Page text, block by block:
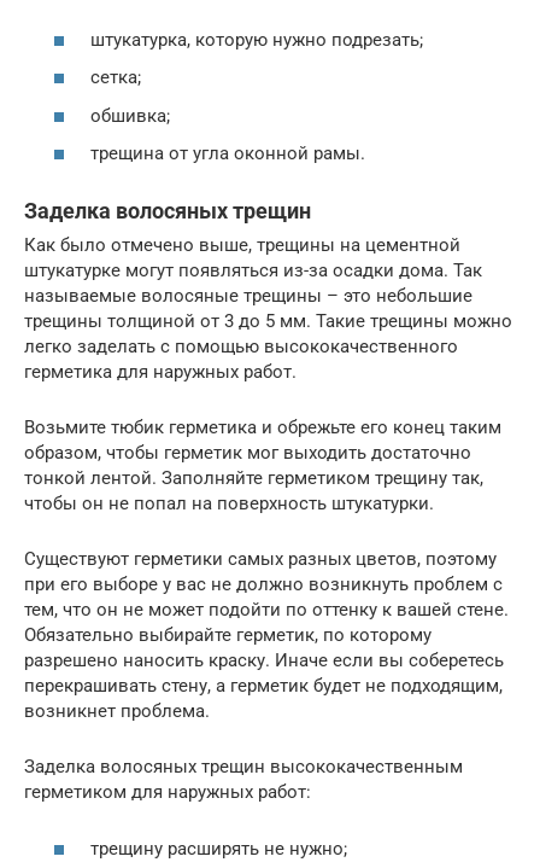
штукатурка, которую нужно подрезать;
сетка;
обшивка;
трещина от угла оконной рамы.
Заделка волосяных трещин
Как было отмечено выше, трещины на цементной
штукатурке могут появляться из-за осадки дома. Так
называемые волосяные трещины – это небольшие
трещины толщиной от 3 до 5 мм. Такие трещины можно
легко заделать с помощью высококачественного
герметика для наружных работ.
Возьмите тюбик герметика и обрежьте его конец таким
образом, чтобы герметик мог выходить достаточно
тонкой лентой. Заполняйте герметиком трещину так,
чтобы он не попал на поверхность штукатурки.
Существуют герметики самых разных цветов, поэтому
при его выборе у вас не должно возникнуть проблем с
тем, что он не может подойти по оттенку к вашей стене.
Обязательно выбирайте герметик, по которому
разрешено наносить краску. Иначе если вы соберетесь
перекрашивать стену, а герметик будет не подходящим,
возникнет проблема.
Заделка волосяных трещин высококачественным
герметиком для наружных работ:
трещину расширять не нужно;